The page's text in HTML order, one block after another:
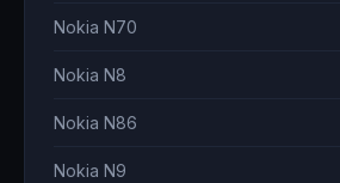
Nokia N70
Nokia N8
Nokia N86
Nokia N9